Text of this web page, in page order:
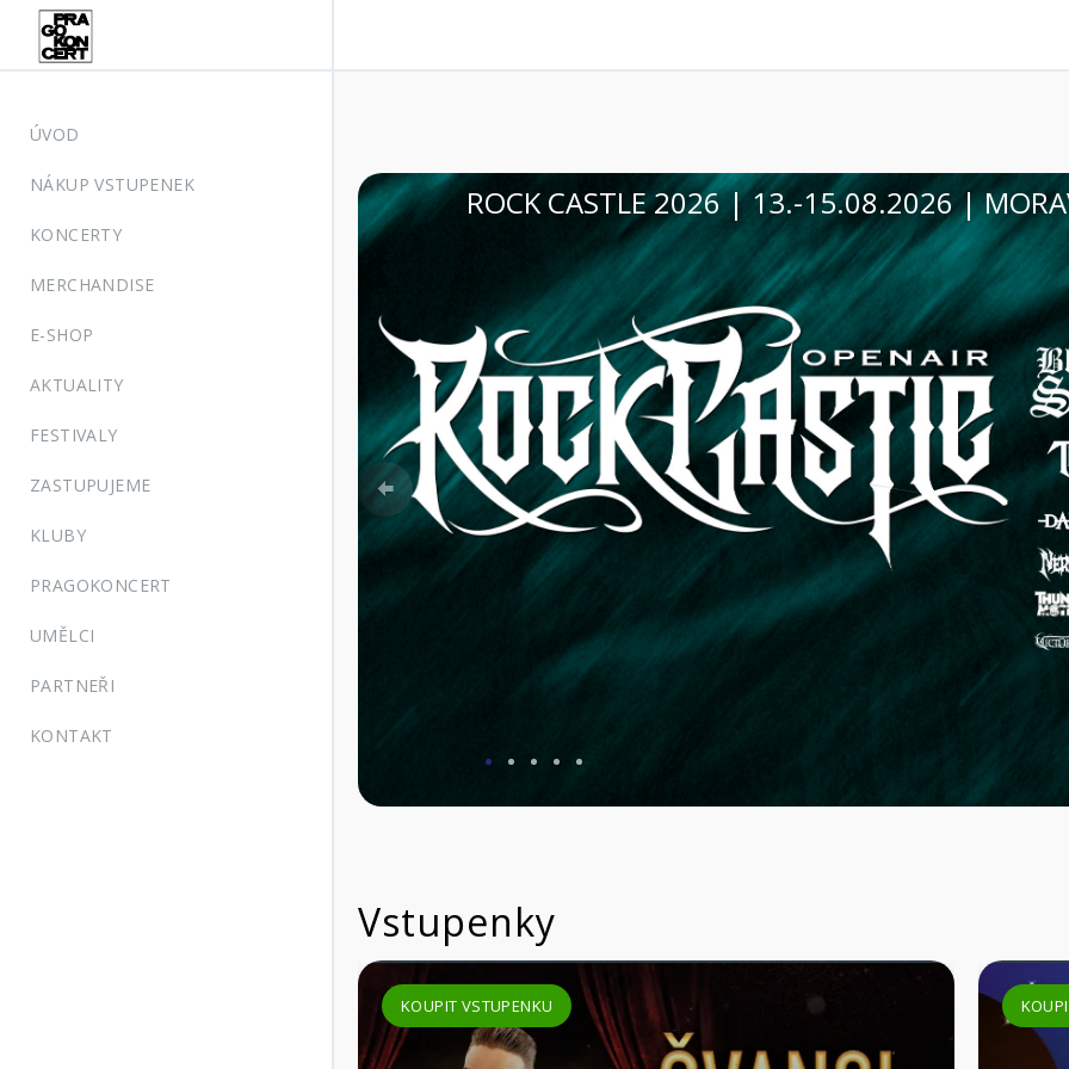
ÚVOD
NÁKUP VSTUPENEK
KONCERTY
MERCHANDISE
E-SHOP
AKTUALITY
FESTIVALY
ZASTUPUJEME
KLUBY
PRAGOKONCERT
UMĚLCI
PARTNEŘI
KONTAKT
2026 | 13.-15.08.2026 | MORAVSKÝ KRUMLOV, zámecký park
Previous
Vstupenky
KOUPIT VSTUPENKU KOUPIT